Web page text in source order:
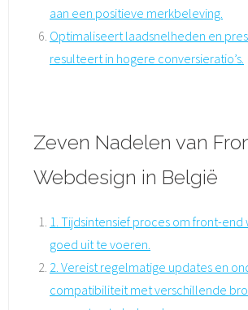
aan een positieve merkbeleving.
Optimaliseert laadsnelheden en
resulteert in hogere conversieratio’s.
Zeven Nadelen van
Webdesign in België
1. Tijdsintensief proces om front-end
goed uit te voeren.
2. Vereist regelmatige updates en
compatibiliteit met verschillende